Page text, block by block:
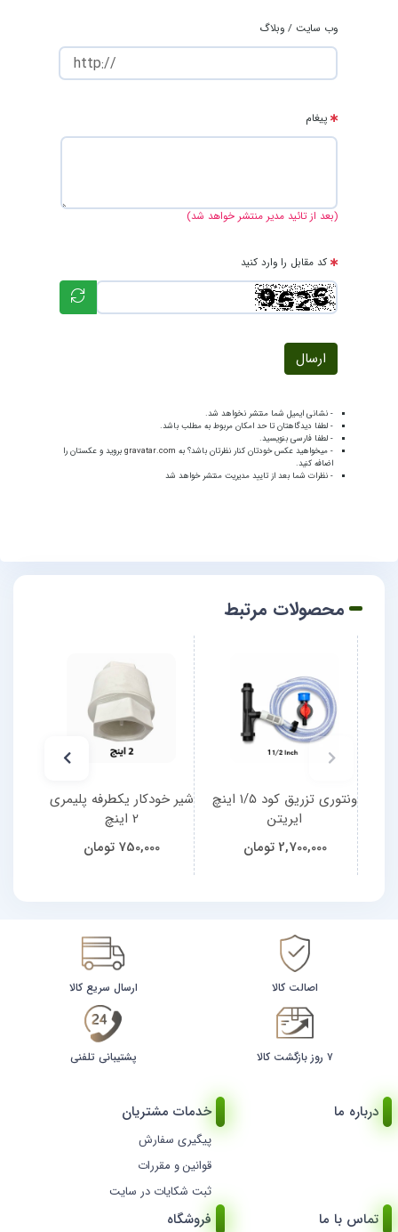
وب سایت / وبلاگ
پیغام
(بعد از تائید مدیر منتشر خواهد شد)
کد مقابل را وارد کنید
ارسال
- نشانی ایمیل شما منتشر نخواهد شد.
- لطفا دیدگاهتان تا حد امکان مربوط به مطلب باشد.
- لطفا فارسی بنویسید.
- میخواهید عکس خودتان کنار نظرتان باشد؟ به gravatar.com بروید و عکستان را
اضافه کنید.
- نظرات شما بعد از تایید مدیریت منتشر خواهد شد
محصولات مرتبط
ونتوری تزریق کود ۱/۵ اینچ
ایریتن
2,700,000 تومان
شیر خودکار یکطرفه پلیمری
2 اینچ
750,000 تومان
اصالت کالا ارسال سریع کالا
۷ روز بازگشت کالا پشتیبانی تلفنی
درباره ما خدمات مشتریان
پیگیری سفارش
قوانین و مقررات
ثبت شکایات در سایت
تماس با ما فروشگاه